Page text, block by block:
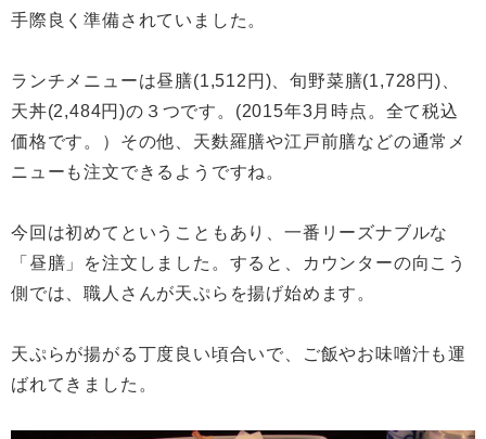
手際良く準備されていました。
ランチメニューは昼膳(1,512円)、旬野菜膳(1,728円)、
天丼(2,484円)の３つです。(2015年3月時点。全て税込
価格です。）その他、天麩羅膳や江戸前膳などの通常メ
ニューも注文できるようですね。
今回は初めてということもあり、一番リーズナブルな
「昼膳」を注文しました。すると、カウンターの向こう
側では、職人さんが天ぷらを揚げ始めます。
天ぷらが揚がる丁度良い頃合いで、ご飯やお味噌汁も運
ばれてきました。